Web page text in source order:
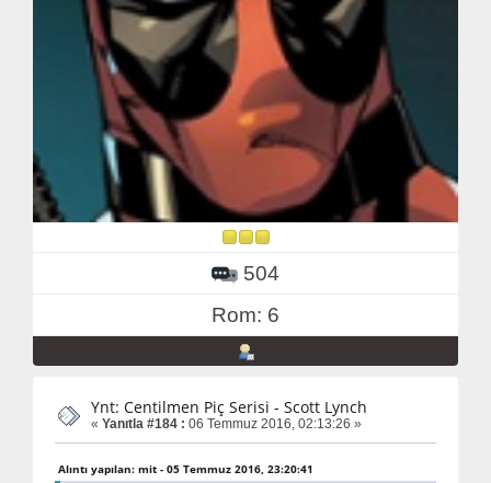
504
Rom: 6
Ynt: Centilmen Piç Serisi - Scott Lynch
« Yanıtla #184 : 06 Temmuz 2016, 02:13:26 »
Alıntı yapılan: mit - 05 Temmuz 2016, 23:20:41